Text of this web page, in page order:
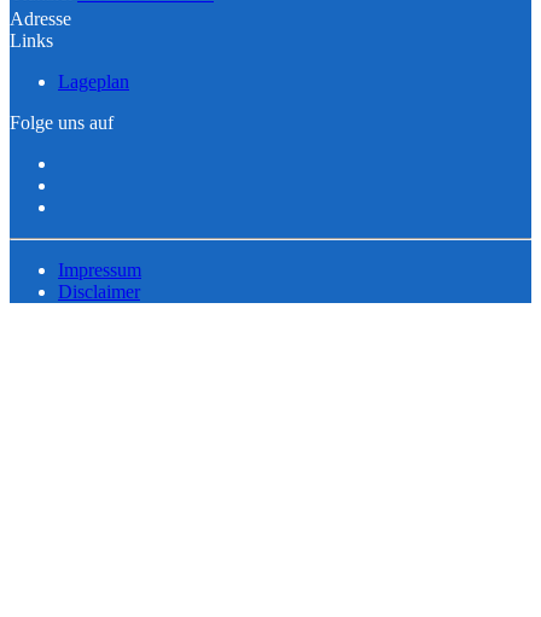
Adresse
Links
Lageplan
Folge uns auf
Impressum
Disclaimer